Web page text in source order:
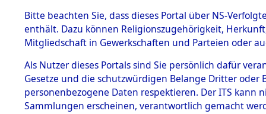
BESTÄNDE
1.
mente
5. Verschiedenes
5.3
Todesmärsche
Mödingen
0119
Bitte beachten Sie, dass dieses Portal über NS-
enthält. Dazu können Religionszugehörigkeit,
Mitgliedschaft in Gewerkschaften und Parteien oder
Als Nutzer dieses Portals sind Sie persönlich dafür
Gesetze und die schutzwürdigen Belange Dritter
personenbezogene Daten respektieren. Der ITS
Sammlungen erscheinen, verantwortlich gemacht